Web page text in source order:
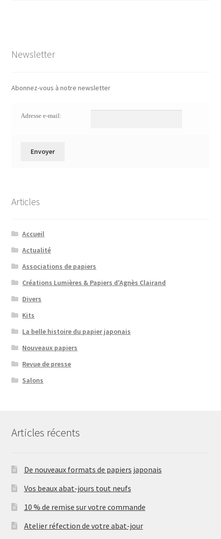
Newsletter
Abonnez-vous à notre newsletter
Adresse e-mail:
Articles
Accueil
Actualité
Associations de papiers
Créations Lumières & Papiers d'Agnès Clairand
Divers
Kits
La belle histoire du papier japonais
Nouveaux papiers
Revue de presse
Salons
Articles récents
De nouveaux formats de papiers japonais
Vos beaux abat-jours tout neufs
10 % de remise sur votre commande
Atelier réfection de votre abat-jour